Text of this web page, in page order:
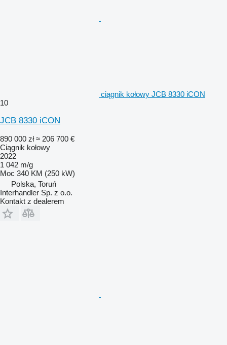
ciągnik kołowy JCB 8330 iCON
10
JCB 8330 iCON
890 000 zł ≈ 206 700 €
Ciągnik kołowy
2022
1 042 m/g
Moc 340 KM (250 kW)
Polska, Toruń
Interhandler Sp. z o.o.
Kontakt z dealerem